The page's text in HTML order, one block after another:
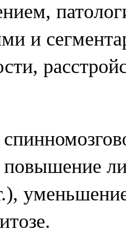
и